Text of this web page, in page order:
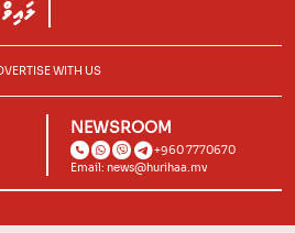
WITH US
NEWSROOM
+960 7770670
Email: news@hurihaa.mv